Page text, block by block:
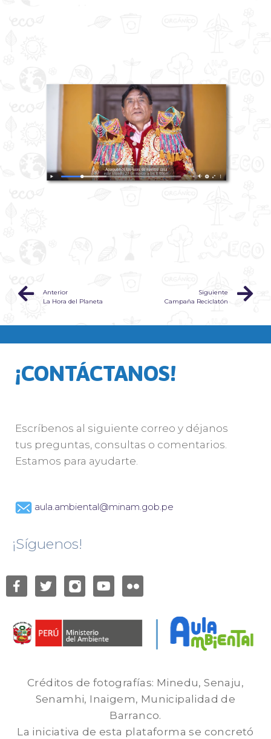
Anterior
La Hora del Planeta
Siguiente
Campaña Reciclatón
¡CONTÁCTANOS!
Escríbenos al siguiente correo y déjanos
tus preguntas, consultas o comentarios.
Estamos para ayudarte.
aula.ambiental@minam.gob.pe
¡Síguenos!
Créditos de fotografías: Minedu, Senaju,
Senamhi, Inaigem, Municipalidad de
Barranco.
La iniciativa de esta plataforma se concretó